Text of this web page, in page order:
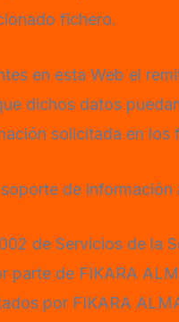
fichero.
en esta Web el
dichos datos
solicitada en los
de
de Servicios de la
parte de FIKARA
por FIKARA